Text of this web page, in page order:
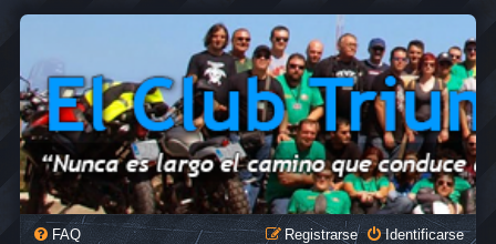
FAQ Identificarse
Registrarse